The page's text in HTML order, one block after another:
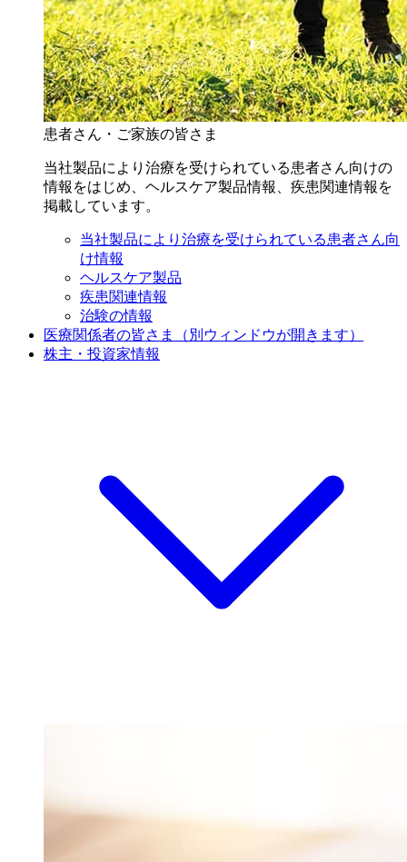
患者さん・ご家族の皆さま
当社製品により治療を受けられている患者さん向けの
情報をはじめ、ヘルスケア製品情報、疾患関連情報を
掲載しています。
当社製品により治療を受けられている患者さん向
け情報
ヘルスケア製品
疾患関連情報
治験の情報
医療関係者の皆さま
（別ウィンドウが開きます）
株主・投資家情報